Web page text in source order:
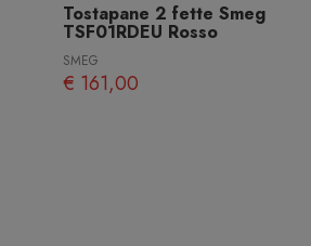
Tostapane 2 fette Smeg
TSF01RDEU Rosso
SMEG
€ 161,00